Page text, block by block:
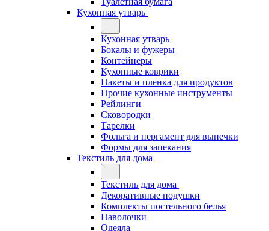
Кухонная утварь
Кухонная утварь
Бокалы и фужеры
Контейнеры
Кухонные коврики
Пакеты и пленка для продуктов
Прочие кухонные инструменты
Рейлинги
Сковородки
Тарелки
Фольга и пергамент для выпечки
Формы для запекания
Текстиль для дома
Текстиль для дома
Декоративные подушки
Комплекты постельного белья
Наволочки
Одеяла